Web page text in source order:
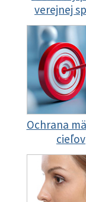
verejnej
Ochrana
cieľov